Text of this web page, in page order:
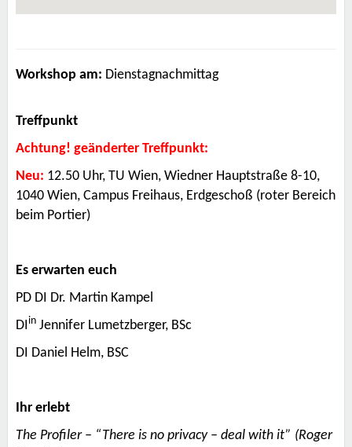
Workshop am: Dienstagnachmittag
Treffpunkt
Achtung! geänderter Treffpunkt:
Neu: 12.50 Uhr, TU Wien, Wiedner Hauptstraße 8-10,
1040 Wien, Campus Freihaus, Erdgeschoß (roter Bereich
beim Portier)
Es erwarten euch
PD DI Dr. Martin Kampel
DI in Jennifer Lumetzberger, BSc
DI Daniel Helm, BSC
Ihr erlebt
The Profiler – “There is no privacy – deal with it” (Roger